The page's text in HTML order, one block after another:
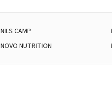
NILS CAMP
NOVO NUTRITION